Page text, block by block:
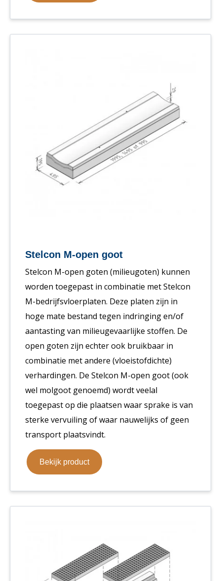
Stelcon M-open goot
Stelcon M-open goten (milieugoten) kunnen
worden toegepast in combinatie met Stelcon
M-bedrijfsvloerplaten. Deze platen zijn in
hoge mate bestand tegen indringing en/of
aantasting van milieugevaarlijke stoffen. De
open goten zijn echter ook bruikbaar in
combinatie met andere (vloeistofdichte)
verhardingen. De Stelcon M-open goot (ook
wel molgoot genoemd) wordt veelal
toegepast op die plaatsen waar sprake is van
sterke vervuiling of waar nauwelijks of geen
transport plaatsvindt.
Bekijk product